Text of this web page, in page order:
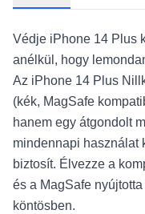
Védje iPhone 14 Plus
anélkül, hogy
Az iPhone 14 Plus
(kék, MagSafe
hanem egy átgondolt
mindennapi használat
biztosít. Élvezze a
és a MagSafe
köntösben.